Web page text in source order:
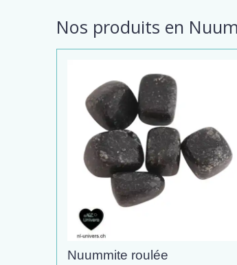
Nos produits en
Nuummite roulée